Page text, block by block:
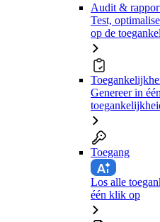
Audit &
Test,
op de
Genereer in
Toegang
Los alle
één klik op